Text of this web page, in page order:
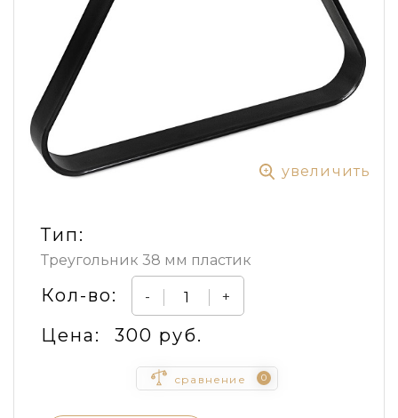
увеличить
Тип:
Треугольник 38 мм пластик
Кол-во: - +
Цена: 300 руб.
сравнение 0